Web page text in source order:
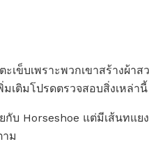
เข็บเพราะพวกเขาสร้างผ้
เติมโปรดตรวจสอบสิ่งเหล่านี้
บ Horseshoe แต่มีเส้นทแย
ม